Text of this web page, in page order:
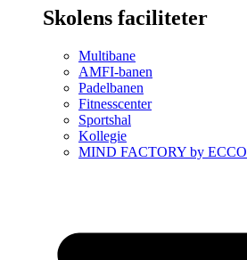
Skolens faciliteter
Multibane
AMFI-banen
Padelbanen
Fitnesscenter
Sportshal
Kollegie
MIND FACTORY by ECCO